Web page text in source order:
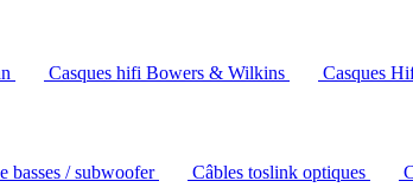
Casques hifi Bowers & Wilkins Casques
basses / subwoofer Câbles toslink optiques